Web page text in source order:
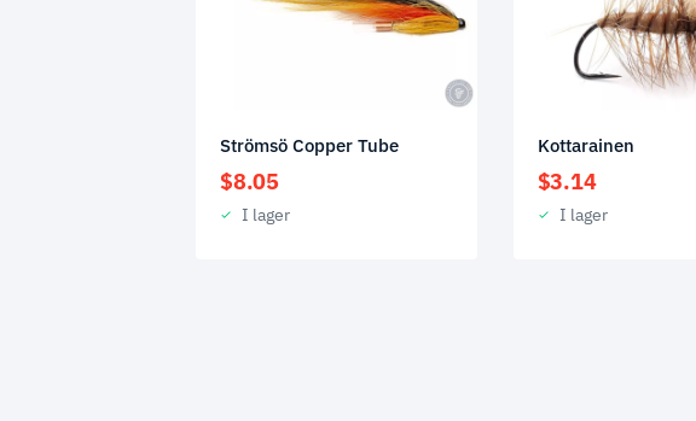
Strömsö Copper Tube
$8.05
I lager
Kottarainen
$3.14
I lager